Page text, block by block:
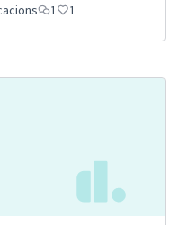
1 1